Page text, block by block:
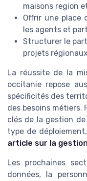
maisons region
Offrir une place
les agents et
Structurer le
projets régionaux
La réussite de la
occitanie repose
spécificités des
des besoins métiers.
clés de la gestion
type de
article sur la
Les prochaines
données, la